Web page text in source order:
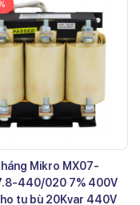
Mikro MX07-
440/020 7% 400V
tụ bù 20Kvar 440V